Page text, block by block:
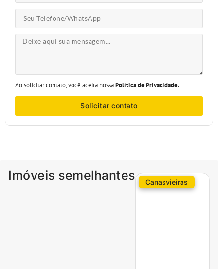
Ao solicitar contato, você aceita nossaPolítica de Privacidade.
Solicitar contato
Imóveis semelhantes Canasvieiras